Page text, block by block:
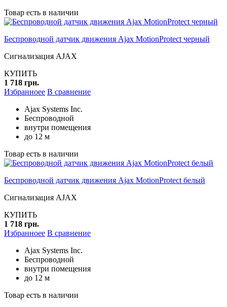
Товар есть в наличии
Беспроводной датчик движения Ajax MotionProtect черный
Сигнализация AJAX
КУПИТЬ
1 718 грн.
Избранноее В сравнение
Ajax Systems Inc.
Беспроводной
внутри помещения
до 12 м
Товар есть в наличии
Беспроводной датчик движения Ajax MotionProtect белый
Сигнализация AJAX
КУПИТЬ
1 718 грн.
Избранноее В сравнение
Ajax Systems Inc.
Беспроводной
внутри помещения
до 12 м
Товар есть в наличии